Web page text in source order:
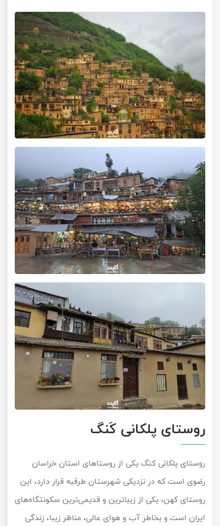
روستای پلکانی کَنگ
روستای پلکانی کنگ یکی از روستاهای استان خراسان
رضوی است که در نزدیکی شهرستان طرقبه قرار دارد، این
روستای کهن، یکی از زیباترین و قدیمی‌ترین سکونتگاه‌های
ایران است و بخاطر آب و هوای عالی، مناظر زیبا، زندگی